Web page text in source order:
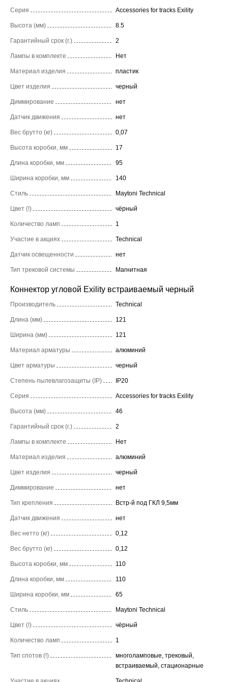
Серия Accessories for tracks Exility
Высота (мм) 8.5
Гарантийный срок (г.) 2
Лампы в комплекте Нет
Материал изделия пластик
Цвет изделия черный
Диммирование нет
Датчик движения нет
Вес брутто (кг) 0,07
Высота коробки, мм 17
Длина коробки, мм 95
Ширина коробки, мм 140
Стиль Maytoni Technical
Цвет (!) чёрный
Количество ламп 1
Участие в акциях Technical
Датчик освещенности нет
Тип трековой системы Магнитная
Коннектор угловой Exility встраиваемый черный
Производитель Technical
Длина (мм) 121
Ширина (мм) 121
Материал арматуры алюминий
Цвет арматуры черный
Степень пылевлагозащиты (IP) IP20
Серия Accessories for tracks Exility
Высота (мм) 46
Гарантийный срок (г.) 2
Лампы в комплекте Нет
Материал изделия алюминий
Цвет изделия черный
Диммирование нет
Тип крепления Встр-й под ГКЛ 9,5мм
Датчик движения нет
Вес нетто (кг) 0,12
Вес брутто (кг) 0,12
Высота коробки, мм 110
Длина коробки, мм 110
Ширина коробки, мм 65
Стиль Maytoni Technical
Цвет (!) чёрный
Количество ламп 1
Тип спотов (!)
многоламповые, трековый,
встраиваемый, стационарные